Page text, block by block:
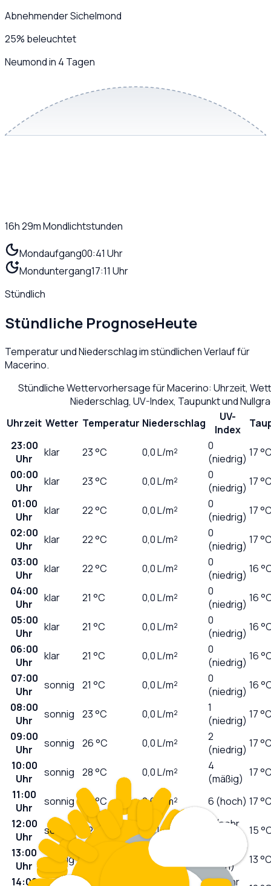
Abnehmender Sichelmond
25% beleuchtet
Neumond in 4 Tagen
16h 29mMondlichtstunden
Mondaufgang00:41 Uhr
Monduntergang17:11 Uhr
Stündlich
Stündliche PrognoseHeute
Temperatur und Niederschlag im stündlichen Verlauf für
Macerino.
Stündliche Wettervorhersage fürMacerino: Uhrzeit,
Niederschlag, UV-Index, Taupunkt und
Uhrzeit Wetter Temperatur Niederschlag
UV-
Index
23:00
Uhr
klar 23°C 0,0L/m²
0
(niedrig) 17
00:00
Uhr
klar 23°C 0,0L/m²
0
(niedrig) 17
01:00
Uhr
klar 22°C 0,0L/m²
0
(niedrig) 17
02:00
Uhr
klar 22°C 0,0L/m²
0
(niedrig) 17
03:00
Uhr
klar 22°C 0,0L/m²
0
(niedrig) 16
04:00
Uhr
klar 21 °C 0,0L/m²
0
(niedrig) 16
05:00
Uhr
klar 21 °C 0,0L/m²
0
(niedrig) 16
06:00
Uhr
klar 21 °C 0,0L/m²
0
(niedrig) 16
07:00
Uhr
sonnig 21 °C 0,0L/m²
0
(niedrig) 16
08:00
Uhr
sonnig 23°C 0,0L/m²
1
(niedrig) 17
09:00
Uhr
sonnig 26°C 0,0L/m²
2
(niedrig) 17
10:00
Uhr
sonnig 28°C 0,0L/m²
4
(mäßig) 17
11:00
Uhr
sonnig °C 0,0 L/m² 6 (hoch) 17
12:00
Uhr
sonnig 32°C 0,0L/m²
8 (sehr
15
13:00
Uhr
sonnig 0,0
hoch)
13
14:00
8 (sehr